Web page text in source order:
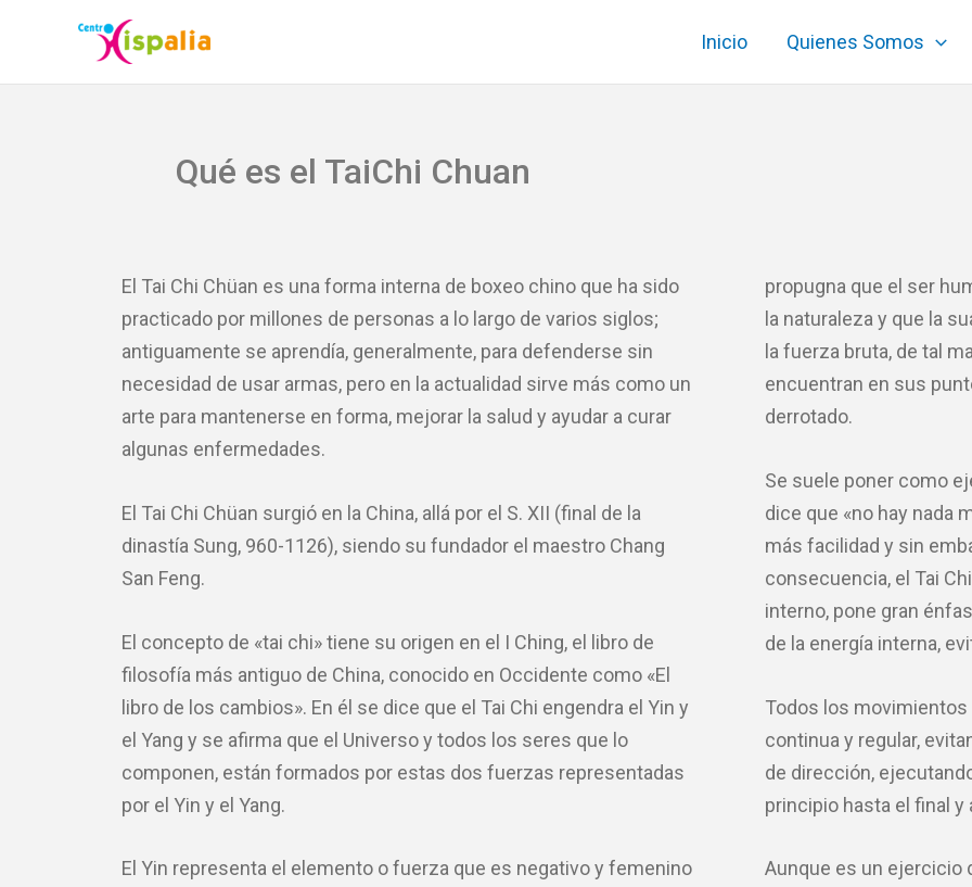
contenido
Inicio Quienes Somos
Qué es el TaiChi Chuan
El Tai Chi Chüan es una forma interna de boxeo chino que ha sido
practicado por millones de personas a lo largo de varios siglos;
antiguamente se aprendía, generalmente, para defenderse sin
necesidad de usar armas, pero en la actualidad sirve más como un
arte para mantenerse en forma, mejorar la salud y ayudar a curar
algunas enfermedades.
El Tai Chi Chüan surgió en la China, allá por el S. XII (final de la
dinastía Sung, 960-1126), siendo su fundador el maestro Chang
San Feng.
El concepto de «tai chi» tiene su origen en el I Ching, el libro de
filosofía más antiguo de China, conocido en Occidente como «El
libro de los cambios». En él se dice que el Tai Chi engendra el Yin y
el Yang y se afirma que el Universo y todos los seres que lo
componen, están formados por estas dos fuerzas representadas
por el Yin y el Yang.
El Yin representa el elemento o fuerza que es negativo y femenino
propugna que el ser
la naturaleza y que la
la fuerza bruta, de tal
encuentran en sus
derrotado.
Se suele poner como
dice que «no hay nada
más facilidad y sin
consecuencia, el Tai
interno, pone gran
de la energía interna,
Todos los movimientos
continua y regular,
de dirección,
principio hasta el final
Aunque es un ejercicio